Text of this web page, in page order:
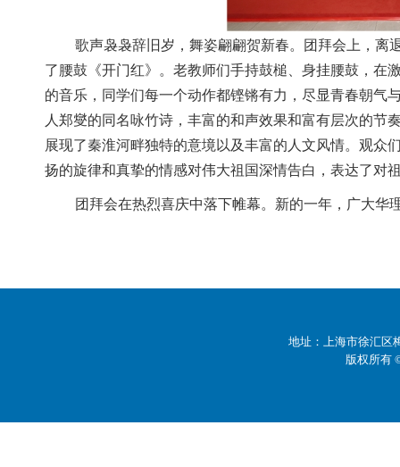
歌声袅袅辞旧岁，舞姿翩翩贺新春。团拜会上，离
了腰鼓《开门红》。老教师们手持鼓槌、身挂腰鼓，在
的音乐，同学们每一个动作都铿锵有力，尽显青春朝气
人郑燮的同名咏竹诗，丰富的和声效果和富有层次的
展现了秦淮河畔独特的意境以及丰富的人文风情。观众
扬的旋律和真挚的情感对伟大祖国深情告白，表达了对
团拜会在热烈喜庆中落下帷幕。新的一年，广大
地址：上海市徐汇
版权所有